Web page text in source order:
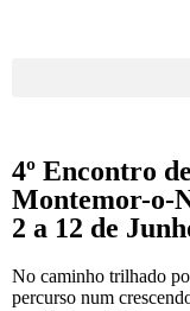
4º Encontro
Montemor-o-
2 a 12 de
No caminho trilhado
percurso num